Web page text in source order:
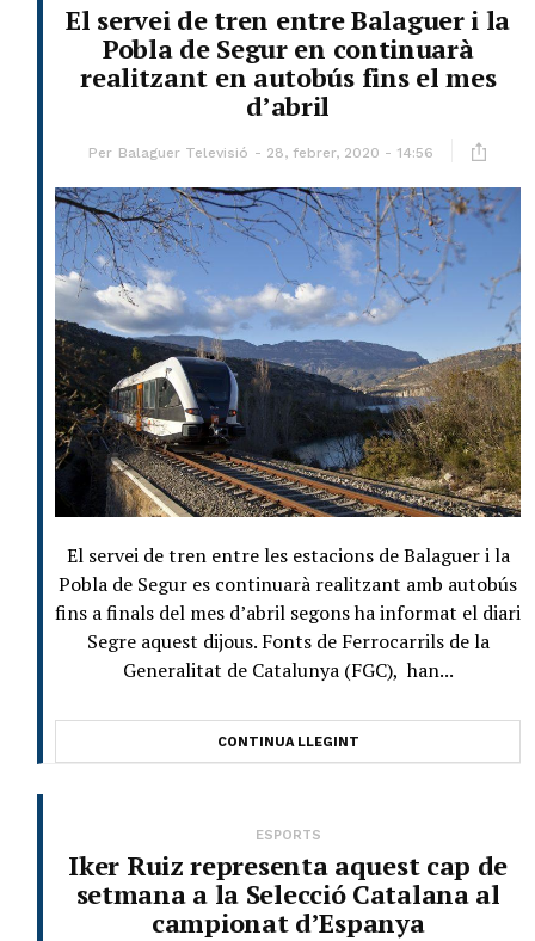
El servei de tren entre Balaguer i la
Pobla de Segur en continuarà
realitzant en autobús fins el mes
d’abril
Per Balaguer Televisió 28, febrer, 2020 - 14:56
El servei de tren entre les estacions de Balaguer i la
Pobla de Segur es continuarà realitzant amb autobús
fins a finals del mes d’abril segons ha informat el diari
Segre aquest dijous. Fonts de Ferrocarrils de la
Generalitat de Catalunya (FGC), han...
CONTINUA LLEGINT
ESPORTS
Iker Ruiz representa aquest cap de
setmana a la Selecció Catalana al
campionat d’Espanya